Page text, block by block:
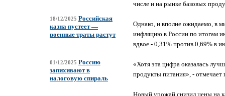
18/12/2025 Российская
казна пустеет —
военные траты растут
01/12/2025 Россию
запихивают в
налоговую спираль
числе и на рынке базовых
Однако, и вполне ожидаемо, в
инфляцию в России по итогам
вдвое - 0,31% против 0,69% в
«Хотя эта цифра оказалась
продукты питания», -
Новый урожай снизил цены на